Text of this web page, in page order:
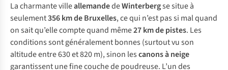
La charmante villeallemandedeWinterbergse situe à
seulement356 km de Bruxelles, ce qui n’est pas si mal quand
on sait qu’elle compte quand même27 km de pistes. Les
conditions sont généralement bonnes (surtout vu son
altitude entre 630 et 820 m), sinon lescanons à neige
garantissent une fine couche de poudreuse. L’un des